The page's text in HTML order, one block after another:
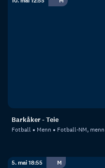
Barkåker - Teie
Fotball Menn Fotball-NM,
5. mai 18:55 M